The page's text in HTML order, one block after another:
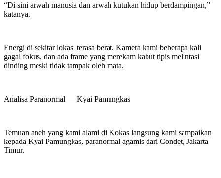
“Di sini arwah manusia dan arwah kutukan hidup berdampingan,”
katanya.
Energi di sekitar lokasi terasa berat. Kamera kami beberapa kali
gagal fokus, dan ada frame yang merekam kabut tipis melintasi
dinding meski tidak tampak oleh mata.
Analisa Paranormal — Kyai Pamungkas
Temuan aneh yang kami alami di Kokas langsung kami sampaikan
kepada Kyai Pamungkas, paranormal agamis dari Condet, Jakarta
Timur.